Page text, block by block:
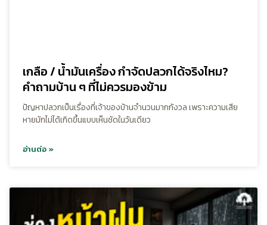
เกลือ / น้ำมันเครื่อง กำจัดปลวกได้จริงไหม?
คำถามบ้าน ๆ ที่ไม่ควรมองข้าม
ปัญหาปลวกเป็นเรื่องที่เจ้าของบ้านจำนวนมากกังวล เพราะความเสีย
หายมักไม่ได้เกิดขึ้นแบบเห็นชัดในวันเดียว
อ่านต่อ »